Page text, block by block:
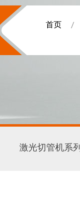
首页
激光切管机系